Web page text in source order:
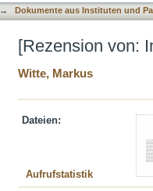
→ Dokumente aus Instituten und
[Rezension von:
Witte, Markus
Dateien:
Aufrufstatistik